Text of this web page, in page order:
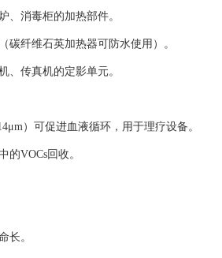
、消毒柜的加热部件。
碳纤维石英加热器可防水使用）。
、传真机的定影单元。
）可促进血液循环，用于理疗设备。
的VOCs回收。
长。